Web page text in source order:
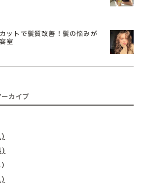
ットで髪質改善！髪の悩みが
室
カイブ